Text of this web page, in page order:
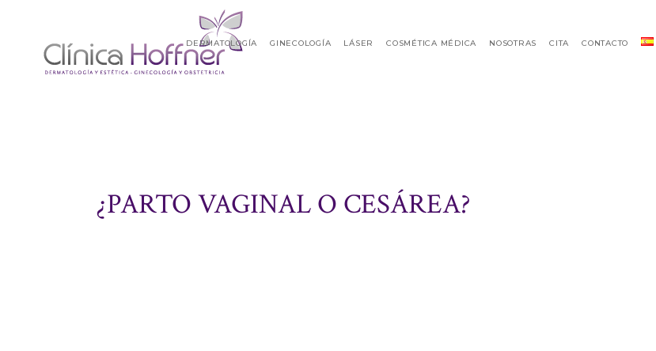
DERMATOLOGÍA GINECOLOGÍA LÁSER COSMÉTICA MÉDICA NOSOTRAS CITA CONTACTO
¿PARTO VAGINAL O CESÁREA?